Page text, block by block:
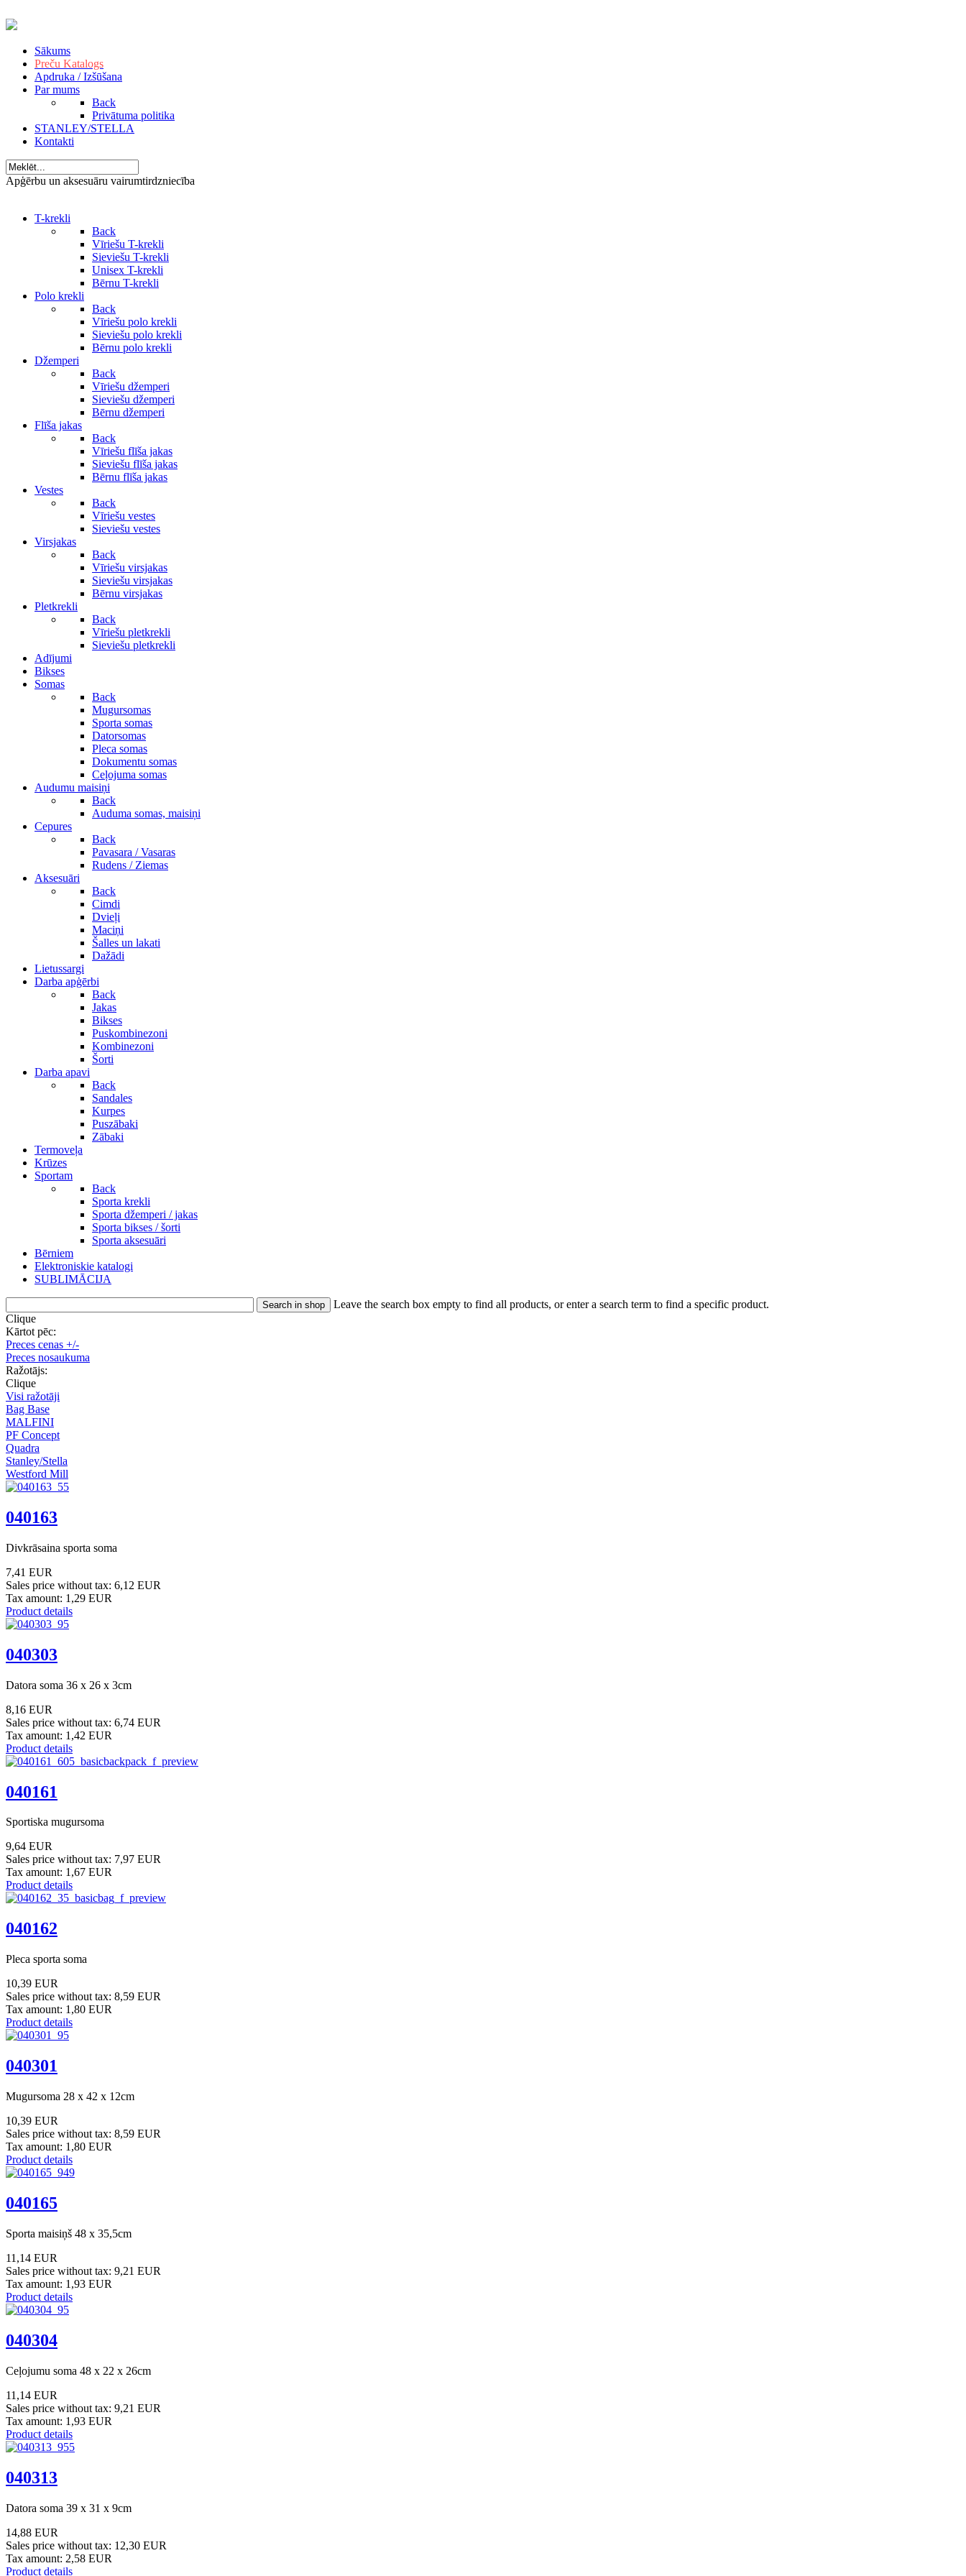
Sākums
Preču Katalogs
Apdruka / Izšūšana
Par mums
Back
Privātuma politika
STANLEY/STELLA
Kontakti
Apģērbu un aksesuāru vairumtirdzniecība
T-krekli
Back
Vīriešu T-krekli
Sieviešu T-krekli
Unisex T-krekli
Bērnu T-krekli
Polo krekli
Back
Vīriešu polo krekli
Sieviešu polo krekli
Bērnu polo krekli
Džemperi
Back
Vīriešu džemperi
Sieviešu džemperi
Bērnu džemperi
Flīša jakas
Back
Vīriešu flīša jakas
Sieviešu flīša jakas
Bērnu flīša jakas
Vestes
Back
Vīriešu vestes
Sieviešu vestes
Virsjakas
Back
Vīriešu virsjakas
Sieviešu virsjakas
Bērnu virsjakas
Pletkrekli
Back
Vīriešu pletkrekli
Sieviešu pletkrekli
Adījumi
Bikses
Somas
Back
Mugursomas
Sporta somas
Datorsomas
Pleca somas
Dokumentu somas
Ceļojuma somas
Audumu maisiņi
Back
Auduma somas, maisiņi
Cepures
Back
Pavasara / Vasaras
Rudens / Ziemas
Aksesuāri
Back
Cimdi
Dvieļi
Maciņi
Šalles un lakati
Dažādi
Lietussargi
Darba apģērbi
Back
Jakas
Bikses
Puskombinezoni
Kombinezoni
Šorti
Darba apavi
Back
Sandales
Kurpes
Puszābaki
Zābaki
Termoveļa
Krūzes
Sportam
Back
Sporta krekli
Sporta džemperi / jakas
Sporta bikses / šorti
Sporta aksesuāri
Bērniem
Elektroniskie katalogi
SUBLIMĀCIJA
Leave the search box empty to find all products, or enter a search term to find a specific product.
Clique
Kārtot pēc:
Preces cenas +/-
Preces nosaukuma
Ražotājs:
Clique
Visi ražotāji
Bag Base
MALFINI
PF Concept
Quadra
Stanley/Stella
Westford Mill
040163
Divkrāsaina sporta soma
7,41 EUR
Sales price without tax: 6,12 EUR
Tax amount: 1,29 EUR
Product details
040303
Datora soma 36 x 26 x 3cm
8,16 EUR
Sales price without tax: 6,74 EUR
Tax amount: 1,42 EUR
Product details
040161
Sportiska mugursoma
9,64 EUR
Sales price without tax: 7,97 EUR
Tax amount: 1,67 EUR
Product details
040162
Pleca sporta soma
10,39 EUR
Sales price without tax: 8,59 EUR
Tax amount: 1,80 EUR
Product details
040301
Mugursoma 28 x 42 x 12cm
10,39 EUR
Sales price without tax: 8,59 EUR
Tax amount: 1,80 EUR
Product details
040165
Sporta maisiņš 48 x 35,5cm
11,14 EUR
Sales price without tax: 9,21 EUR
Tax amount: 1,93 EUR
Product details
040304
Ceļojumu soma 48 x 22 x 26cm
11,14 EUR
Sales price without tax: 9,21 EUR
Tax amount: 1,93 EUR
Product details
040313
Datora soma 39 x 31 x 9cm
14,88 EUR
Sales price without tax: 12,30 EUR
Tax amount: 2,58 EUR
Product details